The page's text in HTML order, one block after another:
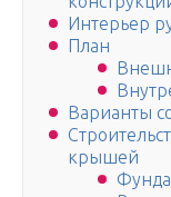
Интерьер
План
Варианты
крышей